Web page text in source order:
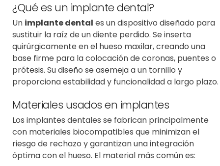
¿Qué es un implante dental?
Un implante dental es un dispositivo diseñado para
sustituir la raíz de un diente perdido. Se inserta
quirúrgicamente en el hueso maxilar, creando una
base firme para la colocación de coronas, puentes o
prótesis. Su diseño se asemeja a un tornillo y
proporciona estabilidad y funcionalidad a largo plazo.
Materiales usados en implantes
Los implantes dentales se fabrican principalmente
con materiales biocompatibles que minimizan el
riesgo de rechazo y garantizan unaintegración
óptima con el hueso. El material más común es: